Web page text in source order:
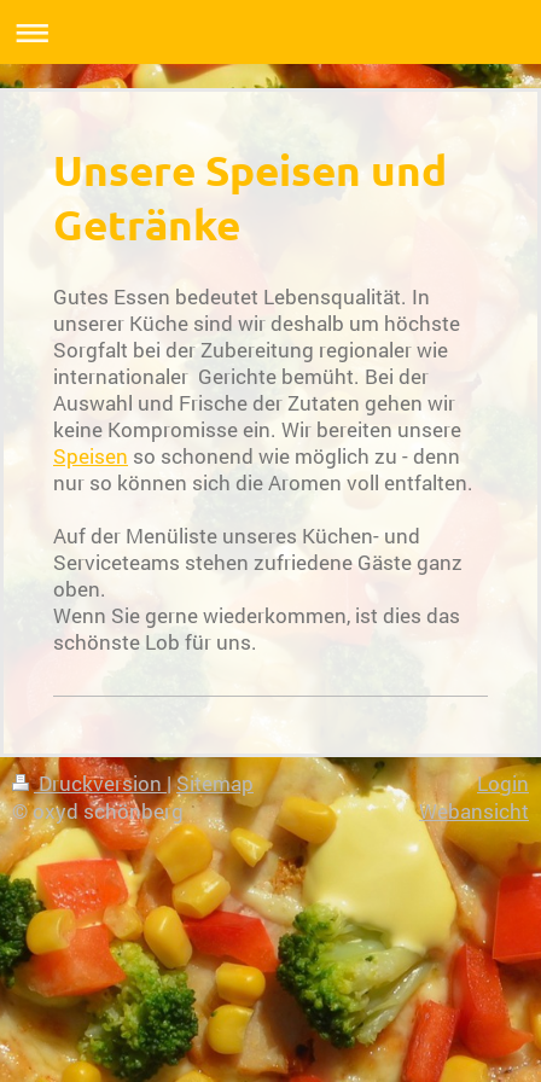
Unsere Speisen und
Getränke
Gutes Essen bedeutet Lebensqualität. In
unserer Küche sind wir deshalb um höchste
Sorgfalt bei der Zubereitung regionaler wie
internationaler Gerichte bemüht. Bei der
Auswahl und Frische der Zutaten gehen wir
keine Kompromisse ein. Wir bereiten unsere
Speisen so schonend wie möglich zu - denn
nur so können sich die Aromen voll entfalten.
Auf der Menüliste unseres Küchen- und
Serviceteams stehen zufriedene Gäste ganz
oben.
Wenn Sie gerne wiederkommen, ist dies das
schönste Lob für uns.
Druckversion|Sitemap
© oxyd schönberg
Login
Webansicht